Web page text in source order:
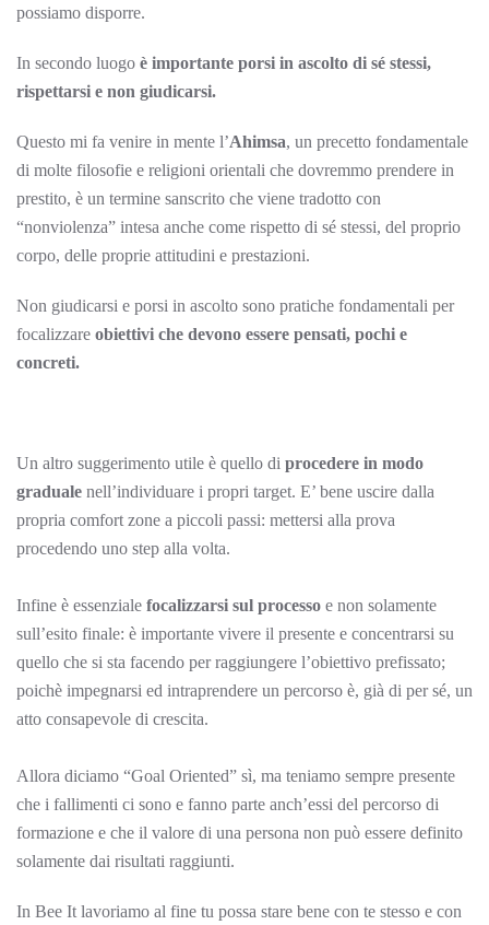
possiamo disporre.
In secondo luogo è importante porsi in ascolto di sé stessi,
rispettarsi e non giudicarsi.
Questo mi fa venire in mente l’Ahimsa, un precetto fondamentale
di molte filosofie e religioni orientali che dovremmo prendere in
prestito, è un termine sanscrito che viene tradotto con
“nonviolenza” intesa anche come rispetto di sé stessi, del proprio
corpo, delle proprie attitudini e prestazioni.
Non giudicarsi e porsi in ascolto sono pratiche fondamentali per
focalizzare obiettivi che devono essere pensati, pochi e
concreti.
Un altro suggerimento utile è quello di procedere in modo
graduale nell’individuare i propri target. E’ bene uscire dalla
propria comfort zone a piccoli passi: mettersi alla prova
procedendo uno step alla volta.
Infine è essenziale focalizzarsi sul processo e non solamente
sull’esito finale: è importante vivere il presente e concentrarsi su
quello che si sta facendo per raggiungere l’obiettivo prefissato;
poichè impegnarsi ed intraprendere un percorso è, già di per sé, un
atto consapevole di crescita.
Allora diciamo “Goal Oriented” sì, ma teniamo sempre presente
che i fallimenti ci sono e fanno parte anch’essi del percorso di
formazione e che il valore di una persona non può essere definito
solamente dai risultati raggiunti.
In Bee It lavoriamo al fine tu possa stare bene con te stesso e con